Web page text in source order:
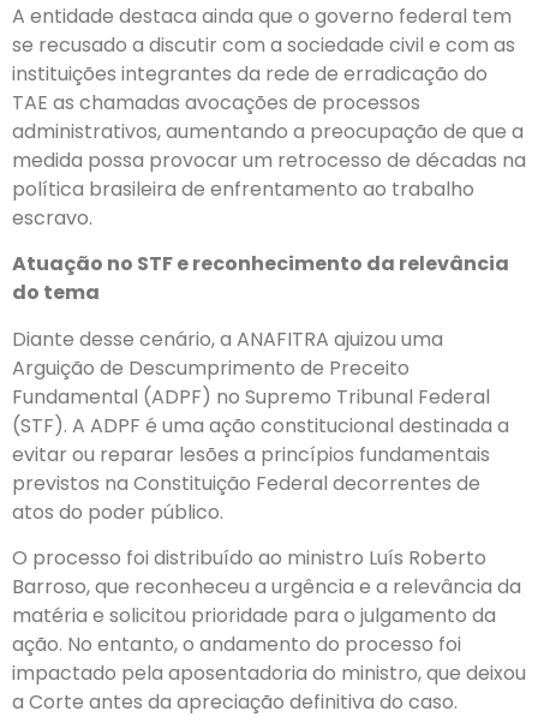
A entidade destaca ainda que o governo federal tem
se recusado a discutir com a sociedade civil e com as
instituições integrantes da rede de erradicação do
TAE as chamadas avocações de processos
administrativos, aumentando a preocupação de que a
medida possa provocar um retrocesso de décadas na
política brasileira de enfrentamento ao trabalho
escravo.
Atuação no STF e reconhecimento da relevância
do tema
Diante desse cenário, a ANAFITRA ajuizou uma
Arguição de Descumprimento de Preceito
Fundamental (ADPF) no Supremo Tribunal Federal
(STF). A ADPF é uma ação constitucional destinada a
evitar ou reparar lesões a princípios fundamentais
previstos na Constituição Federal decorrentes de
atos do poder público.
O processo foi distribuído ao ministro Luís Roberto
Barroso, que reconheceu a urgência e a relevância da
matéria e solicitou prioridade para o julgamento da
ação. No entanto, o andamento do processo foi
impactado pela aposentadoria do ministro, que deixou
a Corte antes da apreciação definitiva do caso.